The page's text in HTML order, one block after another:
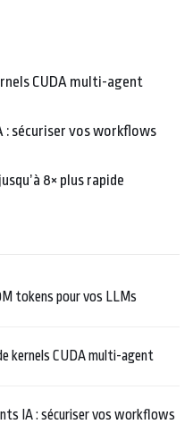
CUDA multi-agent
: sécuriser vos workflows
8× plus rapide
tokens pour vos LLMs
kernels CUDA multi-agent
IA : sécuriser vos workflows